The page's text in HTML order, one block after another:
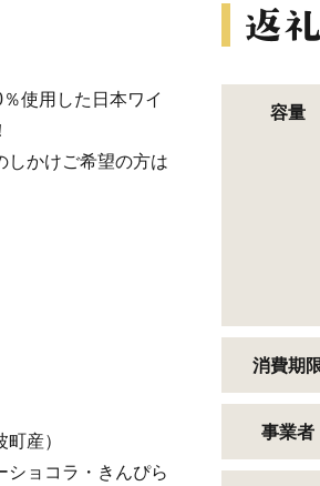
使用した日本ワイ
しかけご希望の方は
産）
ショコラ・きんぴら
容量
消費期
事業者